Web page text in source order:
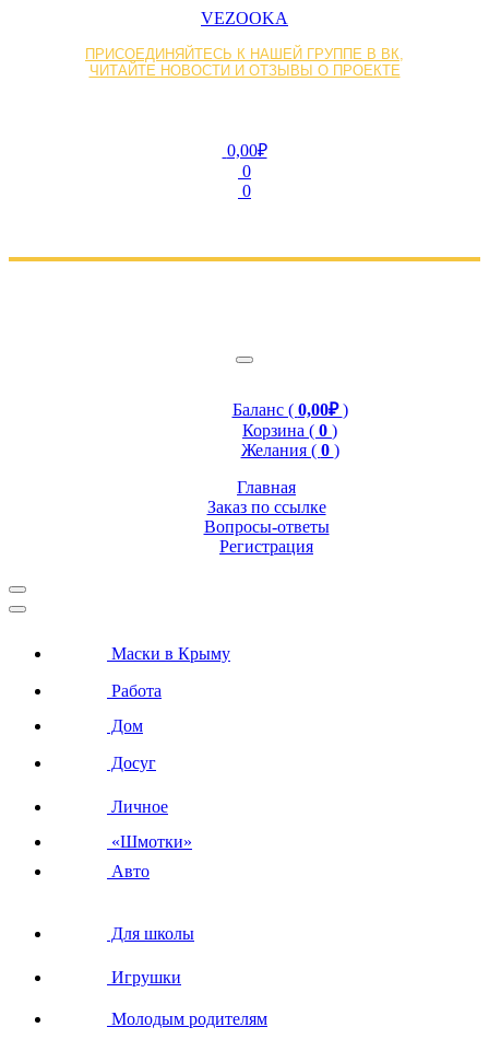
VEZOOKA
ПРИСОЕДИНЯЙТЕСЬ К НАШЕЙ ГРУППЕ В ВК,
ЧИТАЙТЕ НОВОСТИ И ОТЗЫВЫ О ПРОЕКТЕ
0,00₽
0
0
Баланс ( 0,00₽)
Корзина ( 0 )
Желания ( 0 )
Главная
Заказ по ссылке
Вопросы-ответы
Регистрация
Маски в Крыму
Работа
Дом
Досуг
Личное
«Шмотки»
Авто
Для школы
Игрушки
Молодым родителям